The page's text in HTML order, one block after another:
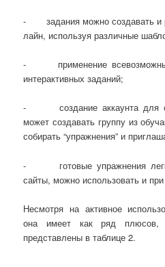
- задания можно создавать и
лайн, используя различные
- применение всевозможных
интерактивных заданий;
- создание аккаунта для
может создавать группу из
собирать “упражнения” и
- готовые упражнения
сайты, можно использовать и
Несмотря на активное
она имеет как ряд плюсов,
представлены в таблице 2.